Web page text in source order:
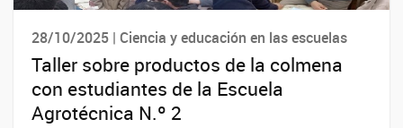
28/10/2025 | Ciencia y educación en las escuelas
Taller sobre productos de la colmena
con estudiantes de la Escuela
Agrotécnica N.º 2